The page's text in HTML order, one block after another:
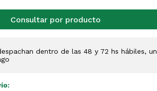
Consultar por producto
dentro de las 48 y 72 hs hábiles,